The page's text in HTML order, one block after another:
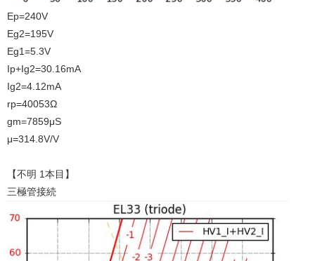
Ep=240V
Eg2=195V
Eg1=5.3V
Ip+Ig2=30.16mA
Ig2=4.12mA
rp=40053Ω
gm=7859μS
μ=314.8V/V
【不明 1本目】
三極管接続